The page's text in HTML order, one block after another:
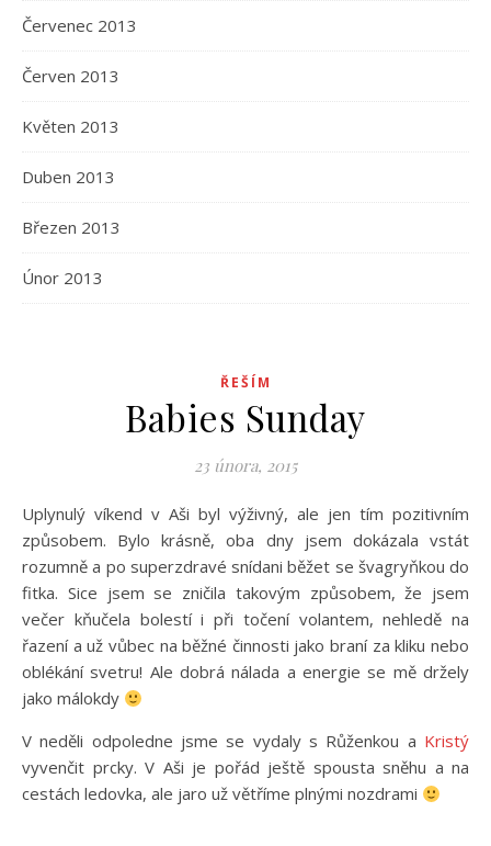
Červenec 2013
Červen 2013
Květen 2013
Duben 2013
Březen 2013
Únor 2013
ŘEŠÍM
Babies Sunday
23 února, 2015
Uplynulý víkend v Aši byl výživný, ale jen tím pozitivním
způsobem. Bylo krásně, oba dny jsem dokázala vstát
rozumně a po superzdravé snídani běžet se švagryňkou do
fitka. Sice jsem se zničila takovým způsobem, že jsem
večer kňučela bolestí i při točení volantem, nehledě na
řazení a už vůbec na běžné činnosti jako braní za kliku nebo
oblékání svetru! Ale dobrá nálada a energie se mě držely
jako málokdy
V neděli odpoledne jsme se vydaly s Růženkou a Kristý
vyvenčit prcky. V Aši je pořád ještě spousta sněhu a na
cestách ledovka, ale jaro už větříme plnými nozdrami